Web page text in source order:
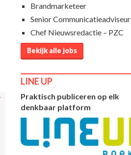
Brandmarketeer
Senior Communicatieadviseur
Chef Nieuwsredactie – PZC
Bekijk alle jobs
LINE UP
Praktisch publiceren op elk
denkbaar platform